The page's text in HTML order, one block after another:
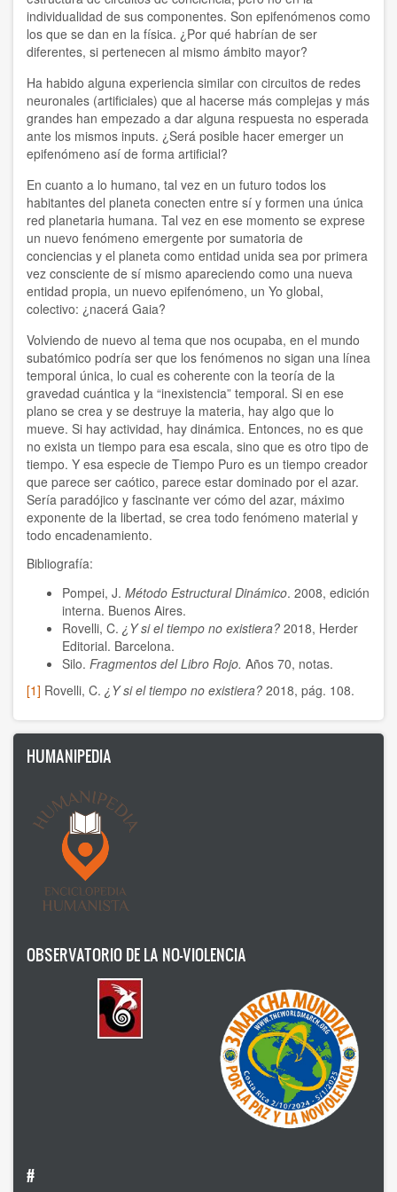
Simposio 2012
Simposio 2010
Simposio 2009
Simposio 2008
2020
2019
2018
2016
2014
2012
2011
2010
2007
2006
1998
1997
1995
1994
2022
individualidad de sus componentes. Son epifenómenos como
los que se dan en la física. ¿Por qué habrían de ser
diferentes, si pertenecen al mismo ámbito mayor?
Ha habido alguna experiencia similar con circuitos de redes
neuronales (artificiales) que al hacerse más complejas y más
grandes han empezado a dar alguna respuesta no esperada
ante los mismos inputs. ¿Será posible hacer emerger un
epifenómeno así de forma artificial?
En cuanto a lo humano, tal vez en un futuro todos los
habitantes del planeta conecten entre sí y formen una única
red planetaria humana. Tal vez en ese momento se exprese
un nuevo fenómeno emergente por sumatoria de
conciencias y el planeta como entidad unida sea por primera
vez consciente de sí mismo apareciendo como una nueva
entidad propia, un nuevo epifenómeno, un Yo global,
colectivo: ¿nacerá Gaia?
Volviendo de nuevo al tema que nos ocupaba, en el mundo
subatómico podría ser que los fenómenos no sigan una línea
temporal única, lo cual es coherente con la teoría de la
gravedad cuántica y la “inexistencia” temporal. Si en ese
plano se crea y se destruye la materia, hay algo que lo
mueve. Si hay actividad, hay dinámica. Entonces, no es que
no exista un tiempo para esa escala, sino que es otro tipo de
tiempo. Y esa especie de Tiempo Puro es un tiempo creador
que parece ser caótico, parece estar dominado por el azar.
Sería paradójico y fascinante ver cómo del azar, máximo
exponente de la libertad, se crea todo fenómeno material y
todo encadenamiento.
Bibliografía:
Pompei, J. Método Estructural Dinámico. 2008, edición
interna. Buenos Aires.
Rovelli, C. ¿Y si el tiempo no existiera? 2018, Herder
Editorial. Barcelona.
Silo. Fragmentos del Libro Rojo. Años 70, notas.
[1] Rovelli, C. ¿Y si el tiempo no existiera? 2018, pág. 108.
HUMANIPEDIA
OBSERVATORIO DE LA NO-VIOLENCIA
#